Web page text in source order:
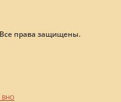
права защищены.
ВНО